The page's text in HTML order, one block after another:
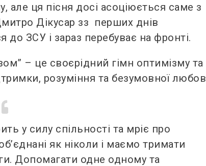
але ця пісня досі асоціюється саме з
Дікусар зз перших днів
ЗСУ і зараз перебуває на фронті.
– це своєрідний гімн оптимізму та
розуміння та безумовної
у силу спільності та мріє про
як ніколи і маємо тримати
Допомагати одне одному та